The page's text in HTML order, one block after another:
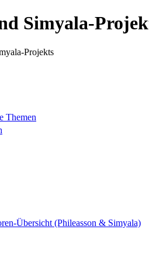
Simyala-
Projekts
Themen
Übersicht (Phileasson & Simyala)